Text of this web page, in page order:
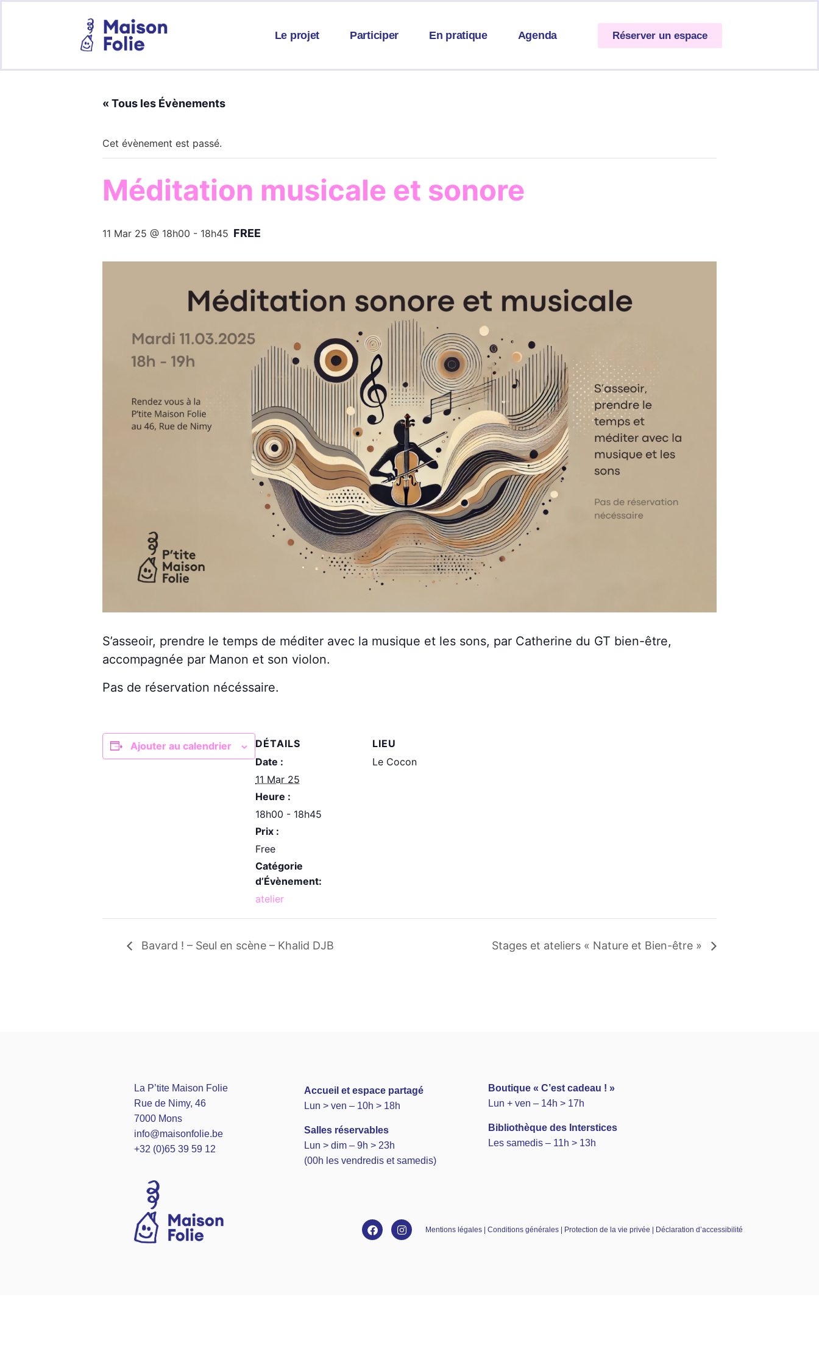
Le projet Participer En pratique Agenda Réserver un espace
« Tous les Évènements
Cet évènement est passé.
Méditation musicale et sonore
11 Mar 25 @ 18h00 - 18h45 FREE
S’asseoir, prendre le temps de méditer avec la musique et les sons, par Catherine du GT bien-être,
accompagnée par Manon et son violon.
Pas de réservation nécéssaire.
Ajouter au calendrier
DÉTAILS
Date :
11 Mar 25
Heure :
18h00 - 18h45
Prix :
Free
Catégorie
d’Évènement:
atelier
LIEU
Le Cocon
Bavard ! – Seul en scène – Khalid DJB Stages et ateliers « Nature et Bien-être »
La P’tite Maison Folie
Rue de Nimy, 46
7000 Mons
info@maisonfolie.be
+32 (0)65 39 59 12
Accueil et espace partagé
Lun > ven – 10h > 18h
Salles réservables
Lun > dim – 9h > 23h
(00h les vendredis et samedis)
Boutique « C’est cadeau ! »
Lun + ven – 14h > 17h
Bibliothèque des Interstices
Les samedis – 11h > 13h
Mentions légales | Conditions générales | Protection de la vie privée | Déclaration d’accessibilité